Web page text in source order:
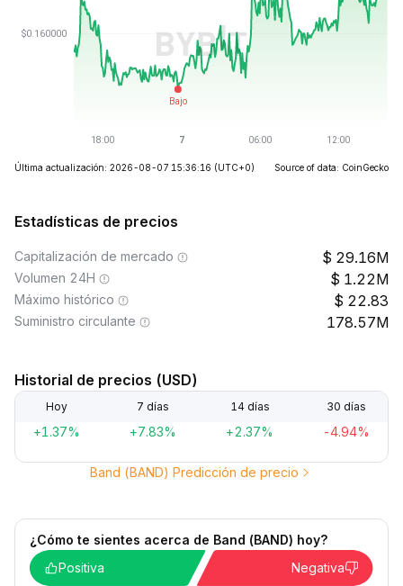
Última actualización: 2026-08-07 15:36:16 (UTC+0) Source of data: CoinGecko
Estadísticas de precios
Capitalización de mercado 29.16M
Volumen 24H 1.22M
Máximo histórico 22.83
Suministro circulante 178.57M
Historial de precios (USD)
Hoy 7 días 14 días 30 días
+1.37% +7.83% +2.37% -4.94%
Band (BAND) Predicción de precio
¿Cómo te sientes acerca de Band (BAND) hoy?
Positiva
Negativa